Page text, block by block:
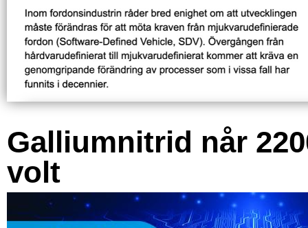
Galliumnitrid når
volt